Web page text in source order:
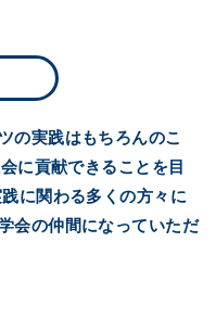
の実践はもちろんのこ
に貢献できることを目
に関わる多くの方々に
会の仲間になっていただ